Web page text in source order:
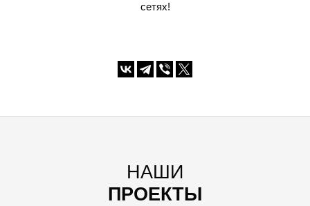
сетях!
НАШИ
ПРОЕКТЫ